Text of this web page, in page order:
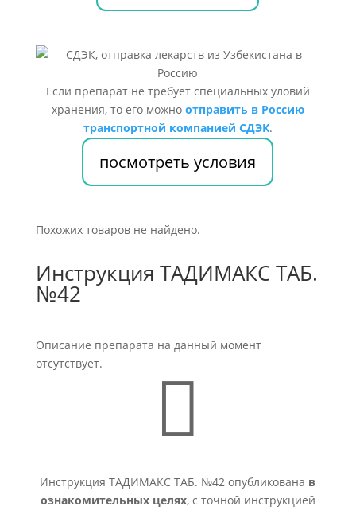
Если препарат не требует специальных уловий
хранения, то его можно отправить в Россию
транспортной компанией СДЭК.
посмотреть условия
Похожих товаров не найдено.
Инструкция ТАДИМАКС ТАБ.
№42
Описание препарата на данный момент
отсутствует.

Инструкция ТАДИМАКС ТАБ. №42 опубликована в
ознакомительных целях, с точной инструкцией